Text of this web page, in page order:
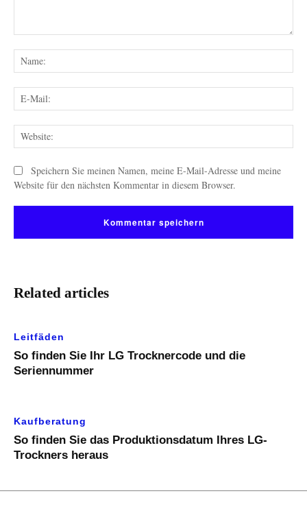
Speichern Sie meinen Namen, meine E-Mail-Adresse und meine
Website für den nächsten Kommentar in diesem Browser.
Related articles
Leitfäden
So finden Sie Ihr LG Trocknercode und die
Seriennummer
Kaufberatung
So finden Sie das Produktionsdatum Ihres LG-
Trockners heraus